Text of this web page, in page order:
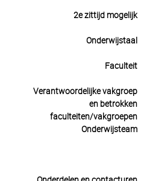
2e zittijd mogelijk
Onderwijstaal
Faculteit
Verantwoordelijke vakgroep
en betrokken
faculteiten/vakgroepen
Onderwijsteam